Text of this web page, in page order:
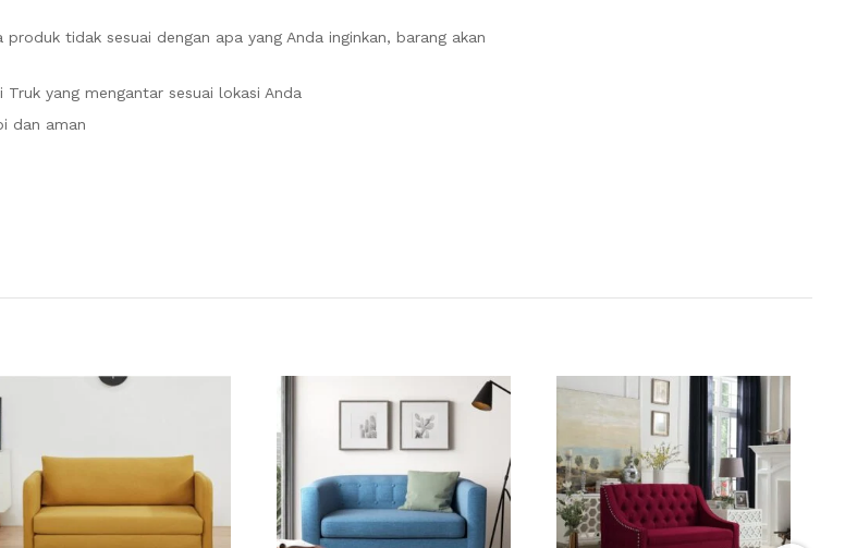
tidak sesuai dengan apa yang Anda inginkan, barang akan
yang mengantar sesuai lokasi Anda
dan aman